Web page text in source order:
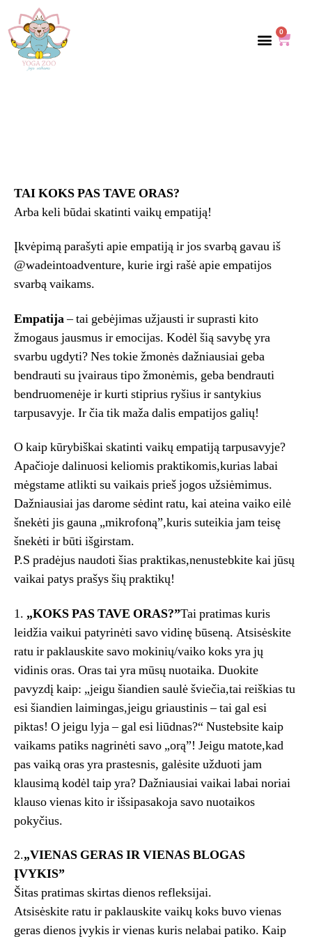
0
TAI KOKS PAS TAVE ORAS?
Arba keli būdai skatinti vaikų empatiją!
Įkvėpimą parašyti apie empatiją ir jos svarbą gavau iš
@wadeintoadventure, kurie irgi rašė apie empatijos
svarbą vaikams.
Empatija– tai gebėjimas užjausti ir suprasti kito
žmogaus jausmus ir emocijas. Kodėl šią savybę yra
svarbu ugdyti? Nes tokie žmonės dažniausiai geba
bendrauti su įvairaus tipo žmonėmis, geba bendrauti
bendruomenėje ir kurti stiprius ryšius ir santykius
tarpusavyje. Ir čia tik maža dalis empatijos galių!
O kaip kūrybiškai skatinti vaikų empatiją tarpusavyje?
Apačioje dalinuosi keliomis praktikomis,kurias labai
mėgstame atlikti su vaikais prieš jogos užsiėmimus.
Dažniausiai jas darome sėdint ratu, kai ateina vaiko eilė
šnekėti jis gauna „mikrofoną”,kuris suteikia jam teisę
šnekėti ir būti išgirstam.
P.S pradėjus naudoti šias praktikas,nenustebkite kai jūsų
vaikai patys prašys šių praktikų!
1. „KOKS PAS TAVE ORAS?”Tai pratimas kuris
leidžia vaikui patyrinėti savo vidinę būseną. Atsisėskite
ratu ir paklauskite savo mokinių/vaiko koks yra jų
vidinis oras. Oras tai yra mūsų nuotaika. Duokite
pavyzdį kaip: „jeigu šiandien saulė šviečia,tai reiškias tu
esi šiandien laimingas,jeigu griaustinis – tai gal esi
piktas! O jeigu lyja – gal esi liūdnas?“ Nustebsite kaip
vaikams patiks nagrinėti savo „orą”! Jeigu matote,kad
pas vaiką oras yra prastesnis, galėsite užduoti jam
klausimą kodėl taip yra? Dažniausiai vaikai labai noriai
klauso vienas kito ir išsipasakoja savo nuotaikos
pokyčius.
2.„VIENAS GERAS IR VIENAS BLOGAS
ĮVYKIS”
Šitas pratimas skirtas dienos refleksijai.
Atsisėskite ratu ir paklauskite vaikų koks buvo vienas
geras dienos įvykis ir vienas kuris nelabai patiko. Kaip